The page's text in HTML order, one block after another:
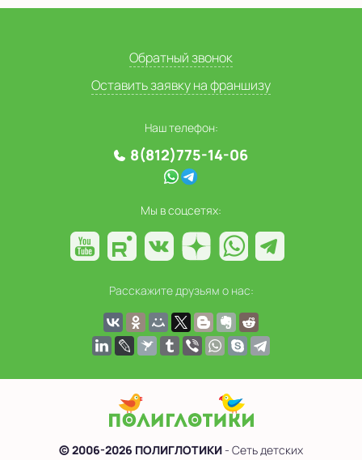
Обратный звонок
Оставить заявку на франшизу
Наш телефон:
8(812)775-14-06
Мы в соцсетях:
Расскажите друзьям о нас:
© 2006-2026 ПОЛИГЛОТИКИ- Сеть детских